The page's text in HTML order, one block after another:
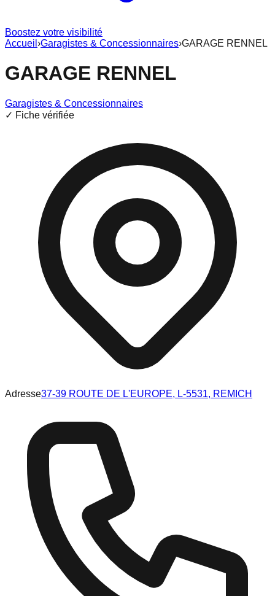
Boostez votre visibilité
Accueil ›Garagistes & Concessionnaires›GARAGE RENNEL
GARAGE RENNEL
Garagistes & Concessionnaires
✓ Fiche vérifiée
Adresse37-39 ROUTE DE L'EUROPE, L-5531, REMICH